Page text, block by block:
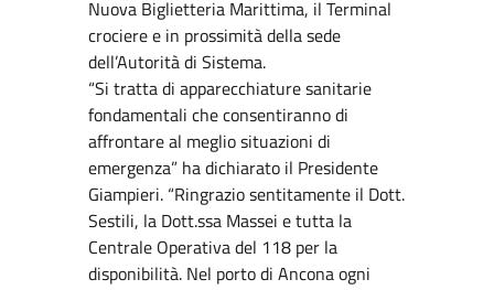
Nuova Biglietteria Marittima, il Terminal
crociere e in prossimità della sede
dell’Autorità di Sistema.
“Si tratta di apparecchiature sanitarie
fondamentali che consentiranno di
affrontare al meglio situazioni di
emergenza” ha dichiarato il Presidente
Giampieri. “Ringrazio sentitamente il Dott.
Sestili, la Dott.ssa Massei e tutta la
Centrale Operativa del 118 per la
disponibilità. Nel porto di Ancona ogni